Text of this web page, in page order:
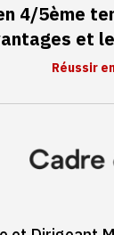
4/5ème
et
Réussir